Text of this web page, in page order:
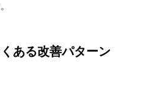
ある改善パターン